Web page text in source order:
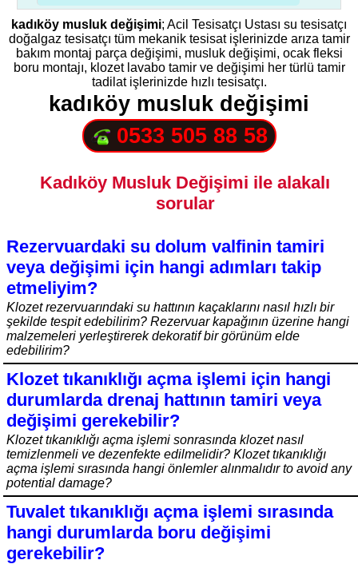
kadıköy musluk değişimi; Acil Tesisatçı Ustası su tesisatçı
doğalgaz tesisatçı tüm mekanik tesisat işlerinizde arıza tamir
bakım montaj parça değişimi, musluk değişimi, ocak fleksi
boru montajı, klozet lavabo tamir ve değişimi her türlü tamir
tadilat işlerinizde hızlı tesisatçı.
kadıköy musluk değişimi
0533 505 88 58
Kadıköy Musluk Değişimi ile alakalı
sorular
Rezervuardaki su dolum valfinin tamiri
veya değişimi için hangi adımları takip
etmeliyim?
Klozet rezervuarındaki su hattının kaçaklarını nasıl hızlı bir
şekilde tespit edebilirim? Rezervuar kapağının üzerine hangi
malzemeleri yerleştirerek dekoratif bir görünüm elde
edebilirim?
Klozet tıkanıklığı açma işlemi için hangi
durumlarda drenaj hattının tamiri veya
değişimi gerekebilir?
Klozet tıkanıklığı açma işlemi sonrasında klozet nasıl
temizlenmeli ve dezenfekte edilmelidir? Klozet tıkanıklığı
açma işlemi sırasında hangi önlemler alınmalıdır to avoid any
potential damage?
Tuvalet tıkanıklığı açma işlemi sırasında
hangi durumlarda boru değişimi
gerekebilir?